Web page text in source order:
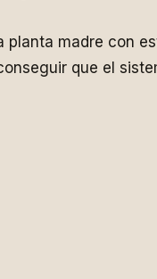
planta madre con
que el